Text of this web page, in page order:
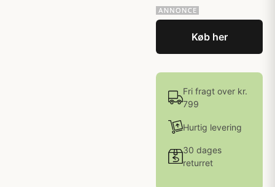
Køb her
Fri fragt over kr.
799
Hurtig levering
30 dages
returret